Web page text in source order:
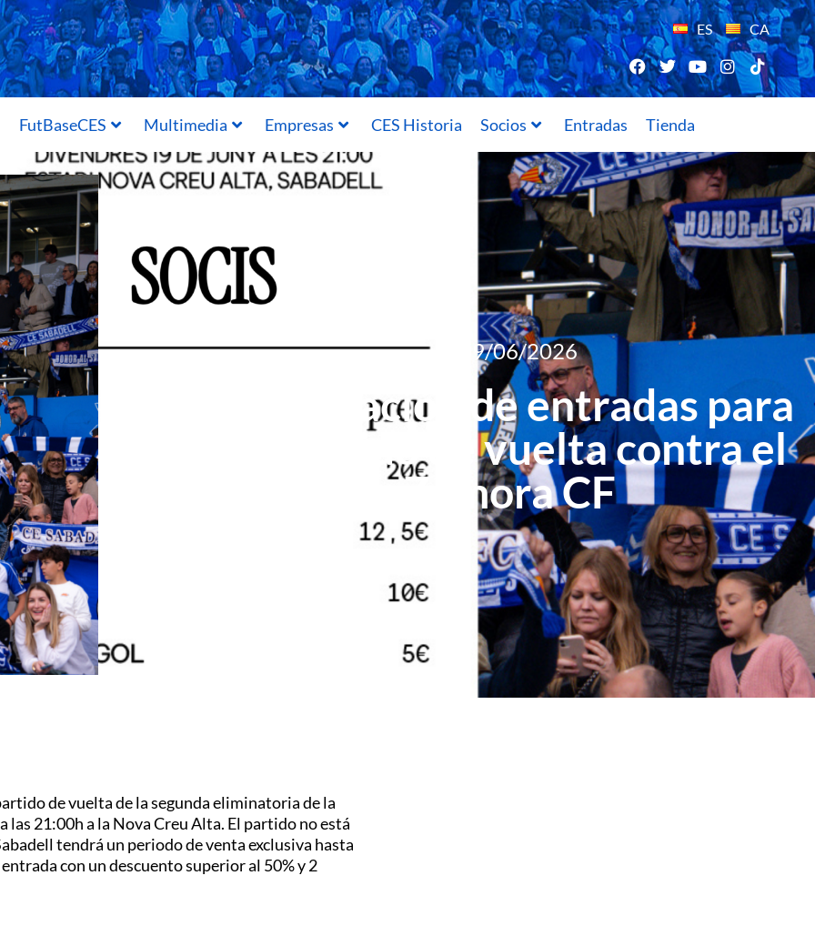
ES CA
FutBaseCES Multimedia Empresas CES Historia Socios Entradas Tienda
09/06/2026
Información de entradas para
el partido de vuelta contra el
Zamora CF
de vuelta de la segunda eliminatoria de la
las 21:00h a la Nova Creu Alta. El partido no está
tendrá un periodo de venta exclusiva hasta
con un descuento superior al 50% y 2